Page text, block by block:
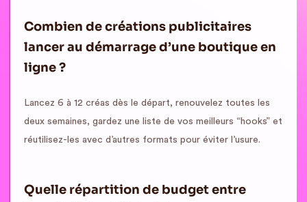
Combien de créations publicitaires
lancer au démarrage d’une boutique en
ligne ?
Lancez 6 à 12 créas dès le départ, renouvelez toutes les
deux semaines, gardez une liste de vos meilleurs “hooks” et
réutilisez-les avec d’autres formats pour éviter l’usure.
Quelle répartition de budget entre